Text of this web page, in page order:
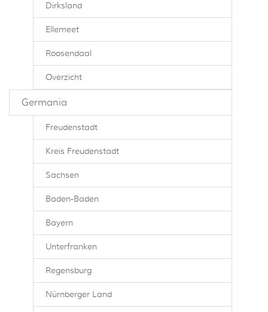
Dirksland
Ellemeet
Roosendaal
Overzicht
Germania
Freudenstadt
Kreis Freudenstadt
Sachsen
Baden-Baden
Bayern
Unterfranken
Regensburg
Nürnberger Land